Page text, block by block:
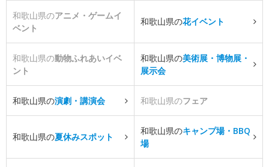
和歌山県のアニメ・ゲームイ
ベント
和歌山県の花イベント
和歌山県の動物ふれあいイベ
ント
和歌山県の美術展・博物展・
展示会
和歌山県の演劇・講演会 和歌山県のフェア
和歌山県の夏休みスポット
和歌山県のキャンプ場・BBQ
場